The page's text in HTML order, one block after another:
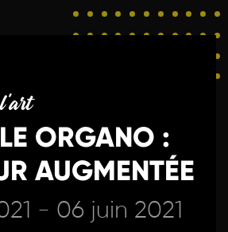
l'art
ORGANO :
AUGMENTÉE
- 06 juin 2021